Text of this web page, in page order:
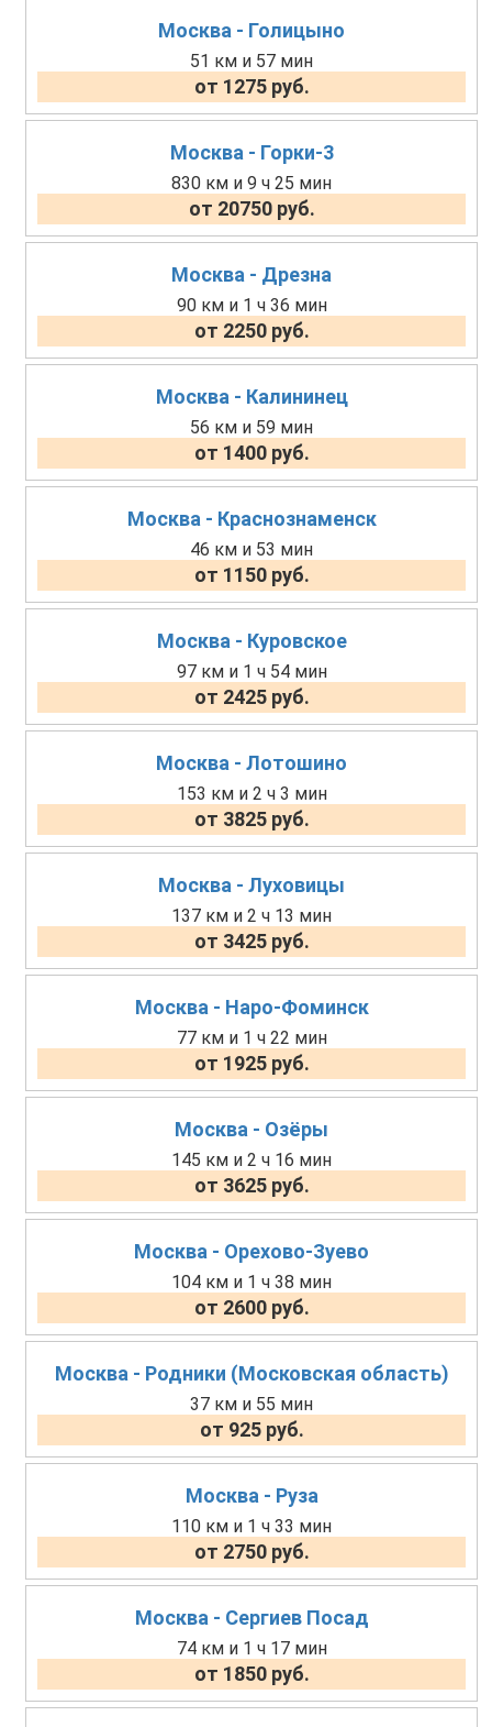
Москва - Голицыно
51 км и 57 мин
от 1275 руб.
Москва - Горки-3
830 км и 9 ч 25 мин
от 20750 руб.
Москва - Дрезна
90 км и 1 ч 36 мин
от 2250 руб.
Москва - Калининец
56 км и 59 мин
от 1400 руб.
Москва - Краснознаменск
46 км и 53 мин
от 1150 руб.
Москва - Куровское
97 км и 1 ч 54 мин
от 2425 руб.
Москва - Лотошино
153 км и 2 ч 3 мин
от 3825 руб.
Москва - Луховицы
137 км и 2 ч 13 мин
от 3425 руб.
Москва - Наро-Фоминск
77 км и 1 ч 22 мин
от 1925 руб.
Москва - Озёры
145 км и 2 ч 16 мин
от 3625 руб.
Москва - Орехово-Зуево
104 км и 1 ч 38 мин
от 2600 руб.
Москва - Родники (Московская область)
37 км и 55 мин
от 925 руб.
Москва - Руза
110 км и 1 ч 33 мин
от 2750 руб.
Москва - Сергиев Посад
74 км и 1 ч 17 мин
от 1850 руб.